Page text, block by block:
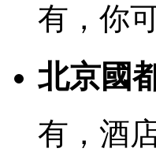
有，你
北京國
有，酒